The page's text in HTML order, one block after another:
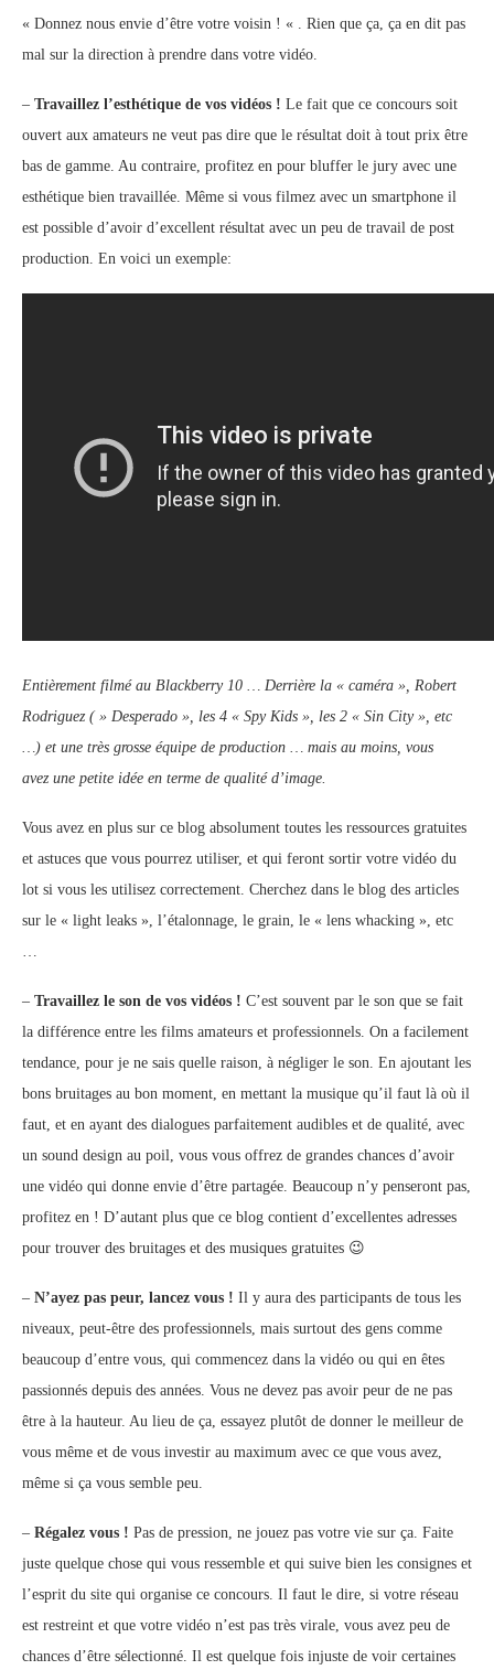
« Donnez nous envie d’être votre voisin ! « . Rien que ça, ça en dit pas
mal sur la direction à prendre dans votre vidéo.
– Travaillez l’esthétique de vos vidéos ! Le fait que ce concours soit
ouvert aux amateurs ne veut pas dire que le résultat doit à tout prix être
bas de gamme. Au contraire, profitez en pour bluffer le jury avec une
esthétique bien travaillée. Même si vous filmez avec un smartphone il
est possible d’avoir d’excellent résultat avec un peu de travail de post
production. En voici un exemple:
Entièrement filmé au Blackberry 10 … Derrière la « caméra », Robert
Rodriguez ( » Desperado », les 4 « Spy Kids », les 2 « Sin City », etc
…) et une très grosse équipe de production … mais au moins, vous
avez une petite idée en terme de qualité d’image.
Vous avez en plus sur ce blog absolument toutes les ressources gratuites
et astuces que vous pourrez utiliser, et qui feront sortir votre vidéo du
lot si vous les utilisez correctement. Cherchez dans le blog des articles
sur le « light leaks », l’étalonnage, le grain, le « lens whacking », etc
…
– Travaillez le son de vos vidéos ! C’est souvent par le son que se fait
la différence entre les films amateurs et professionnels. On a facilement
tendance, pour je ne sais quelle raison, à négliger le son. En ajoutant les
bons bruitages au bon moment, en mettant la musique qu’il faut là où il
faut, et en ayant des dialogues parfaitement audibles et de qualité, avec
un sound design au poil, vous vous offrez de grandes chances d’avoir
une vidéo qui donne envie d’être partagée. Beaucoup n’y penseront pas,
profitez en ! D’autant plus que ce blog contient d’excellentes adresses
pour trouver des bruitages et des musiques gratuites 😉
– N’ayez pas peur, lancez vous ! Il y aura des participants de tous les
niveaux, peut-être des professionnels, mais surtout des gens comme
beaucoup d’entre vous, qui commencez dans la vidéo ou qui en êtes
passionnés depuis des années. Vous ne devez pas avoir peur de ne pas
être à la hauteur. Au lieu de ça, essayez plutôt de donner le meilleur de
vous même et de vous investir au maximum avec ce que vous avez,
même si ça vous semble peu.
– Régalez vous ! Pas de pression, ne jouez pas votre vie sur ça. Faite
juste quelque chose qui vous ressemble et qui suive bien les consignes et
l’esprit du site qui organise ce concours. Il faut le dire, si votre réseau
est restreint et que votre vidéo n’est pas très virale, vous avez peu de
chances d’être sélectionné. Il est quelque fois injuste de voir certaines